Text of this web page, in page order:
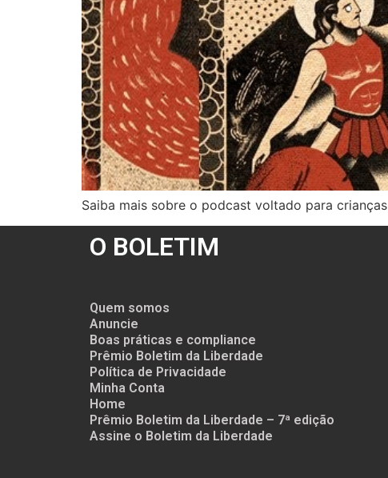
Saiba mais sobre o podcast voltado para crianças
O BOLETIM
Quem somos
Anuncie
Boas práticas e compliance
Prêmio Boletim da Liberdade
Política de Privacidade
Minha Conta
Home
Prêmio Boletim da Liberdade – 7ª edição
Assine o Boletim da Liberdade